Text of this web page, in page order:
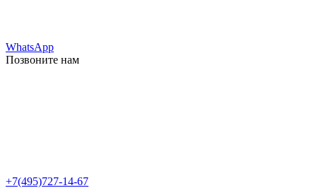
WhatsApp
Позвоните нам
+7(495)727-14-67